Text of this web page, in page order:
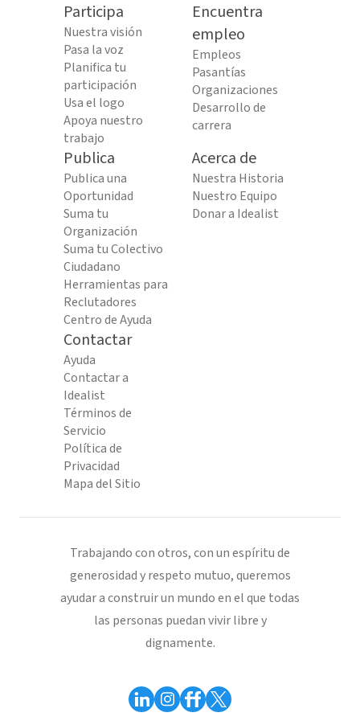
Participa
Nuestra visión
Pasa la voz
Planifica tu
participación
Usa el logo
Apoya nuestro
trabajo
Encuentra
empleo
Empleos
Pasantías
Organizaciones
Desarrollo de
carrera
Publica
Publica una
Oportunidad
Suma tu
Organización
Suma tu Colectivo
Ciudadano
Herramientas para
Reclutadores
Centro de Ayuda
Acerca de
Nuestra Historia
Nuestro Equipo
Donar a Idealist
Contactar
Ayuda
Contactar a
Idealist
Términos de
Servicio
Política de
Privacidad
Mapa del Sitio
Trabajando con otros, con un espíritu de
generosidad y respeto mutuo, queremos
ayudar a construir un mundo en el que todas
las personas puedan vivir libre y
dignamente.